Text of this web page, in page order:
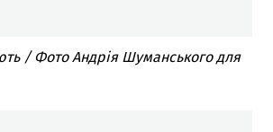
/ Фото Андрія Шуманського для